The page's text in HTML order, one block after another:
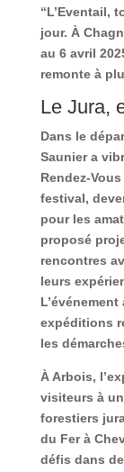
“L’Eventail,
jour. À
au 6 avril
remonte à
Le Jura,
Dans le
Saunier a
Rendez-
festival,
pour les
proposé
rencontres
leurs
expéditions
les
À Arbois,
visiteurs à
forestiers
du Fer à
défis dans